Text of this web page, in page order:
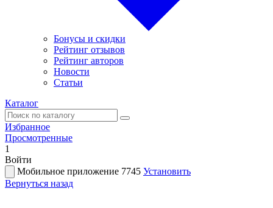
Бонусы и скидки
Рейтинг отзывов
Рейтинг авторов
Новости
Статьи
Каталог
Избранное
Просмотренные
1
Войти
Мобильное приложение 7745 Установить
Вернуться назад